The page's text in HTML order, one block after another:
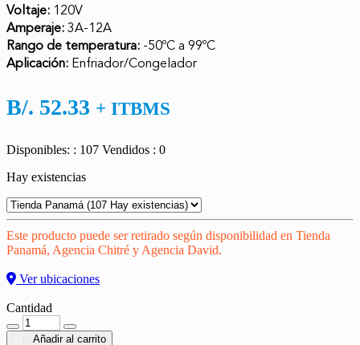
Voltaje: 120V
Amperaje:3A-12A
Rango de temperatura: -50ºC a 99ºC
Aplicación: Enfriador/Congelador
B/. 52.33 + ITBMS
Disponibles: : 107 Vendidos : 0
Hay existencias
Este producto puede ser retirado según disponibilidad en Tienda
Panamá, Agencia Chitré y Agencia David.
Ver ubicaciones
Cantidad
Añadir al carrito